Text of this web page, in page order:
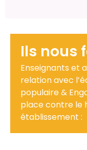
Ils nous
Enseignants et
relation avec
populaire &
place contre le
établissement :